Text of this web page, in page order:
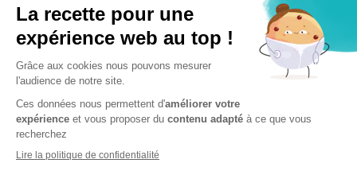
Amal Chouitem
Très bon cabinet vétérinaire, suite au départ du docteur
Aloy, la continuité est assurée par une équipe
compétente, bienveillante et dynamique pour le
bonheur de nos chers animaux. Inka et Sirius vous